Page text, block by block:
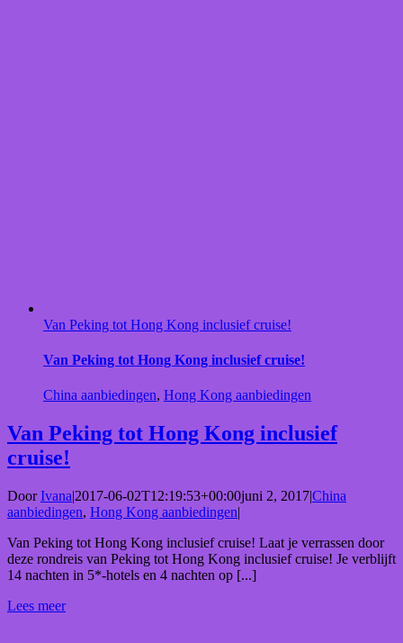
Van Peking tot Hong Kong inclusief cruise!
Van Peking tot Hong Kong inclusief cruise!
China aanbiedingen, Hong Kong aanbiedingen
Van Peking tot Hong Kong inclusief
cruise!
DoorIvana|2017-06-02T12:19:53+00:00juni 2, 2017|China
aanbiedingen, Hong Kong aanbiedingen|
Van Peking tot Hong Kong inclusief cruise! Laat je verrassen door
deze rondreis van Peking tot Hong Kong inclusief cruise! Je verblijft
14 nachten in 5*-hotels en 4 nachten op [...]
Lees meer